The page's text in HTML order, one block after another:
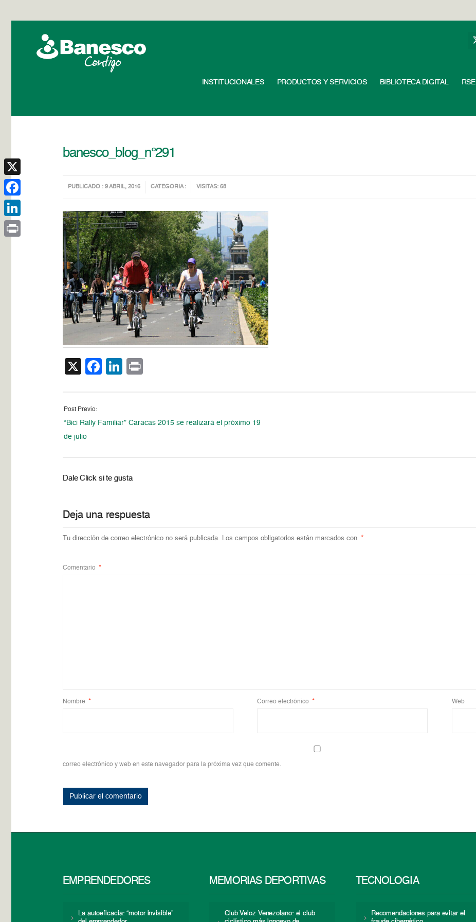
INSTITUCIONALES PRODUCTOS Y SERVICIOS BIBLIOTECA DIGITAL RSE
banesco_blog_n°291
PUBLICADO : 9 ABRIL, 2016 CATEGORIA : VISITAS: 68
X Facebook
LinkedIn
Post Previo:
“Bici Rally Familiar” Caracas 2015 se realizará el próximo 19
de julio
Dale Click si te gusta
Deja una respuesta
Tu dirección de correo electrónico no será publicada. Los campos obligatorios están marcados con *
Comentario *
Nombre * Correo electrónico * Web
correo electrónico y web en este navegador para la próxima vez que comente.
EMPRENDEDORES
La autoeficacia: “motor invisible”
MEMORIAS DEPORTIVAS
Club Veloz Venezolano: el club
TECNOLOGÍA
Recomendaciones para evitar el
X
Facebook
LinkedIn